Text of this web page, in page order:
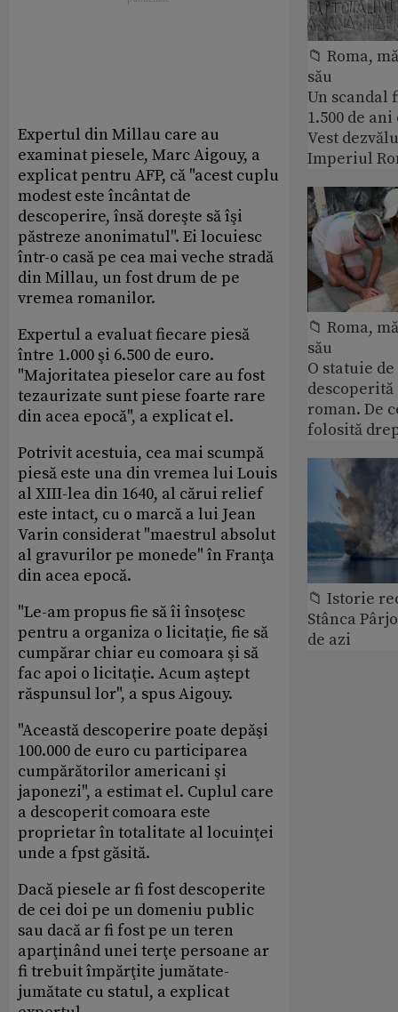
Expertul din Millau care au
examinat piesele, Marc Aigouy, a
explicat pentru AFP, că "acest cuplu
modest este încântat de
descoperire, însă doreşte să îşi
păstreze anonimatul". Ei locuiesc
într-o casă pe cea mai veche stradă
din Millau, un fost drum de pe
vremea romanilor.
Expertul a evaluat fiecare piesă
între 1.000 şi 6.500 de euro.
"Majoritatea pieselor care au fost
tezaurizate sunt piese foarte rare
din acea epocă", a explicat el.
Potrivit acestuia, cea mai scumpă
piesă este una din vremea lui Louis
al XIII-lea din 1640, al cărui relief
este intact, cu o marcă a lui Jean
Varin considerat "maestrul absolut
al gravurilor pe monede" în Franţa
din acea epocă.
"Le-am propus fie să îi însoţesc
pentru a organiza o licitaţie, fie să
cumpărar chiar eu comoara şi să
fac apoi o licitaţie. Acum aştept
răspunsul lor", a spus Aigouy.
"Această descoperire poate depăşi
100.000 de euro cu participarea
cumpărătorilor americani şi
japonezi", a estimat el. Cuplul care
a descoperit comoara este
proprietar în totalitate al locuinţei
unde a fpst găsită.
Dacă piesele ar fi fost descoperite
de cei doi pe un domeniu public
sau dacă ar fi fost pe un teren
aparţinând unei terţe persoane ar
fi trebuit împărţite jumătate-
jumătate cu statul, a explicat
📁 Roma,
său
Un scandal
1.500 de
Vest
Imperiul
📁 Roma,
său
O statuie
roman. De
folosită
📁 Istorie
Stânca
de azi